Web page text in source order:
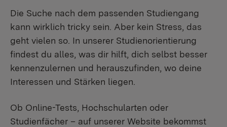
Die Suche nach dem passenden Studiengang
kann wirklich tricky sein. Aber kein Stress, das
geht vielen so. In unserer Studienorientierung
findest du alles, was dir hilft, dich selbst besser
kennenzulernen und herauszufinden, wo deine
Interessen und Stärken liegen.
Ob Online-Tests, Hochschularten oder
Studienfächer – auf unserer Website bekommst